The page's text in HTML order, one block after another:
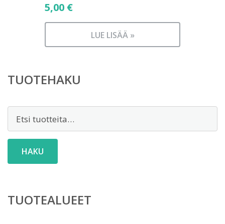
5,00 €
LUE LISÄÄ »
TUOTEHAKU
HAKU
TUOTEALUEET